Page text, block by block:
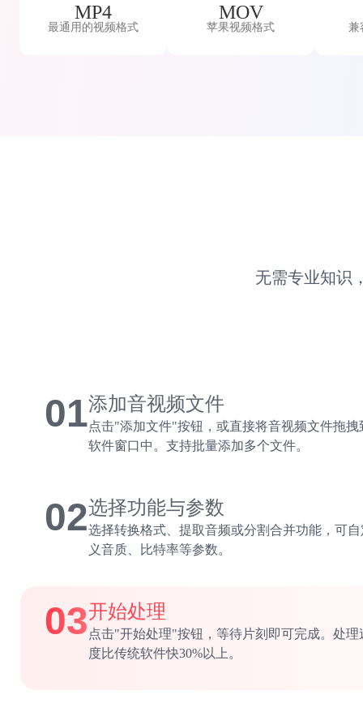
MP4
最通用的视频格式
MOV
苹果视频格式 兼
无需专业知识
01添加音视频文件
点击"添加文件"按钮，或直接将音视频文件拖拽
软件窗口中。支持批量添加多个文件。
02选择功能与参数
选择转换格式、提取音频或分割合并功能，可自
义音质、比特率等参数。
03开始处理
点击"开始处理"按钮，等待片刻即可完成。处理
度比传统软件快30%以上。